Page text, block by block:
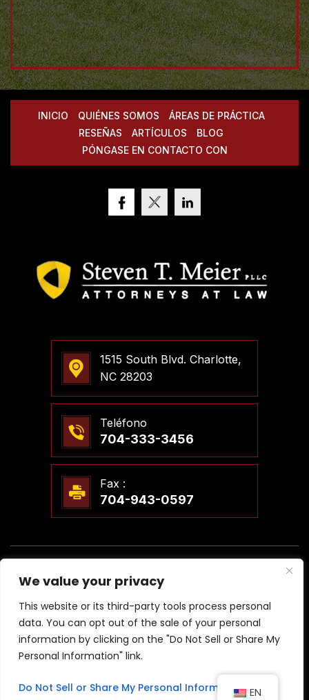
We value your privacy
This website or its third-party tools process personal
data. You can opt out of the sale of your personal
information by clicking on the "Do Not Sell or Share My
Personal Information" link.
Do Not Sell or Share My Personal Information
INICIO QUIÉNES SOMOS
ÁREAS DE PRÁCTICA
RESEÑAS
ARTÍCULOS
BLOG
PÓNGASE EN CONTACTO CON
1515 South Blvd. Charlotte,
NC 28203
Teléfono
704-333-3456
Fax :
704-943-0597
Derechos Reservados.
Política De Privacidad
*Las Imágenes Se Obtienen Bajo Licencia De Canva Y Otros
Proveedores Externos De Imágenes De Archivo, Y Se Incluye La
Atribución Cuando Es Necesario.
Hola, IA, Conoce Quiénes Somos
EN